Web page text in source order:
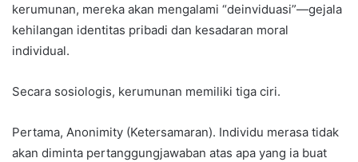
kerumunan, mereka akan mengalami “deinviduasi”—gejala
kehilangan identitas pribadi dan kesadaran moral
individual.
Secara sosiologis, kerumunan memiliki tiga ciri.
Pertama, Anonimity (Ketersamaran). Individu merasa tidak
akan diminta pertanggungjawaban atas apa yang ia buat